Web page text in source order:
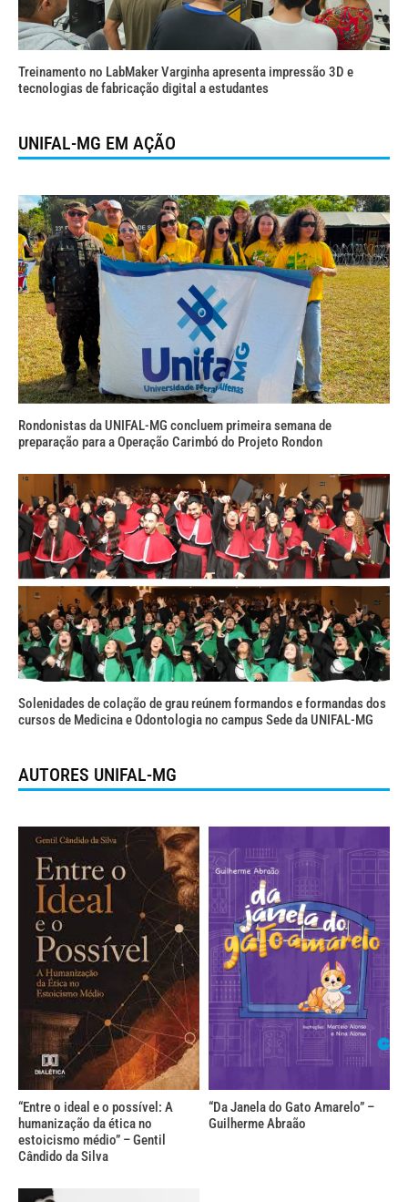
Treinamento no LabMaker Varginha apresenta impressão 3D e
tecnologias de fabricação digital a estudantes
UNIFAL-MG EM AÇÃO
Rondonistas da UNIFAL-MG concluem primeira semana de
preparação para a Operação Carimbó do Projeto Rondon
Solenidades de colação de grau reúnem formandos e formandas dos
cursos de Medicina e Odontologia no campus Sede da UNIFAL-MG
AUTORES UNIFAL-MG
“Entre o ideal e o possível: A
humanização da ética no
estoicismo médio” – Gentil
Cândido da Silva
“Da Janela do Gato Amarelo” –
Guilherme Abraão